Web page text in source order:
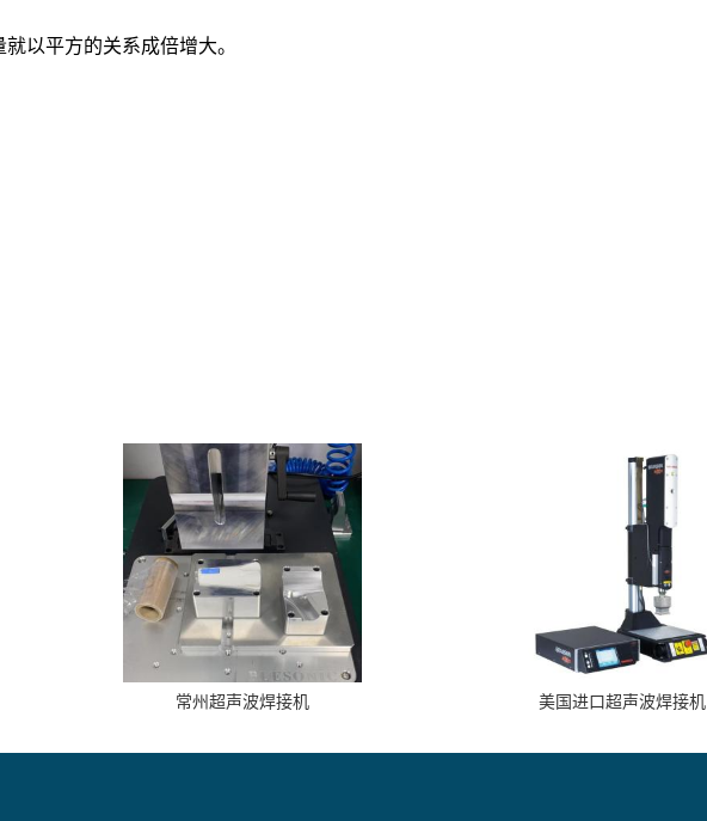
以平方的关系成倍增大。
常州超声波焊接机 美国进口超声波焊接机